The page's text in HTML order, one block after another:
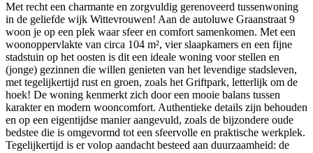
Met recht een charmante en zorgvuldig gerenoveerd tussenwoning
in de geliefde wijk Wittevrouwen! Aan de autoluwe Graanstraat 9
woon je op een plek waar sfeer en comfort samenkomen. Met een
woonoppervlakte van circa 104 m², vier slaapkamers en een fijne
stadstuin op het oosten is dit een ideale woning voor stellen en
(jonge) gezinnen die willen genieten van het levendige stadsleven,
met tegelijkertijd rust en groen, zoals het Griftpark, letterlijk om de
hoek! De woning kenmerkt zich door een mooie balans tussen
karakter en modern wooncomfort. Authentieke details zijn behouden
en op een eigentijdse manier aangevuld, zoals de bijzondere oude
bedstee die is omgevormd tot een sfeervolle en praktische werkplek.
Tegelijkertijd is er volop aandacht besteed aan duurzaamheid: de